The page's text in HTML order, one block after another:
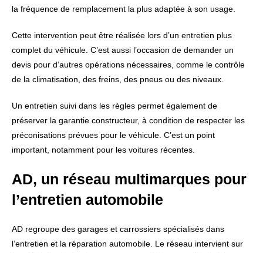
la fréquence de remplacement la plus adaptée à son usage.
Cette intervention peut être réalisée lors d’un entretien plus
complet du véhicule. C’est aussi l’occasion de demander un
devis pour d’autres opérations nécessaires, comme le contrôle
de la climatisation, des freins, des pneus ou des niveaux.
Un entretien suivi dans les règles permet également de
préserver la garantie constructeur, à condition de respecter les
préconisations prévues pour le véhicule. C’est un point
important, notamment pour les voitures récentes.
AD, un réseau multimarques pour
l’entretien automobile
AD regroupe des garages et carrossiers spécialisés dans
l’entretien et la réparation automobile. Le réseau intervient sur